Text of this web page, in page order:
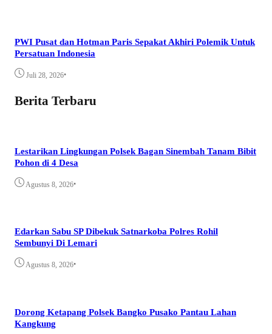
PWI Pusat dan Hotman Paris Sepakat Akhiri Polemik Untuk
Persatuan Indonesia
Juli 28, 2026•
Berita Terbaru
Lestarikan Lingkungan Polsek Bagan Sinembah Tanam Bibit
Pohon di 4 Desa
Agustus 8, 2026•
Edarkan Sabu SP Dibekuk Satnarkoba Polres Rohil
Sembunyi Di Lemari
Agustus 8, 2026•
Dorong Ketapang Polsek Bangko Pusako Pantau Lahan
Kangkung